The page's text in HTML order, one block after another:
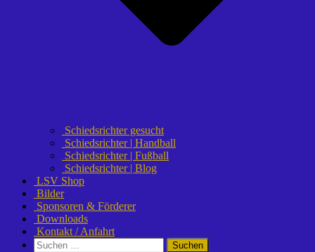
Schiedsrichter gesucht
Schiedsrichter | Handball
Schiedsrichter | Fußball
Schiedsrichter | Blog
LSV Shop
Bilder
Sponsoren & Förderer
Downloads
Kontakt / Anfahrt
Suchen